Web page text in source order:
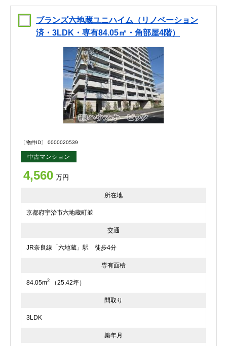
ブランズ六地蔵ユニハイム（リノベーション
済・3LDK・専有84.05㎡・角部屋4階）
〔物件ID〕 0000020539
中古マンション
4,560 万円
所在地
京都府宇治市六地蔵町並
交通
JR奈良線「六地蔵」駅 徒歩4分
専有面積
84.05m2 （25.42坪）
間取り
3LDK
築年月